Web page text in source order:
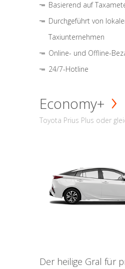
Basierend auf
Durchgeführt von
Taxiunternehmen
Online- und Offline-
24/7-Hotline
Economy+
Toyota Prius Plus oder
Der heilige Gral für